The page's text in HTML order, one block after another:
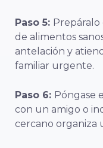
Paso 5: Prepáralo
de alimentos
antelación y
familiar urgente.
Paso 6: Póngase
con un amigo o
cercano organiza